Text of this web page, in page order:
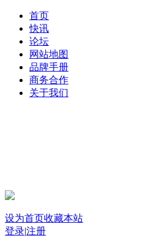
首页
快讯
论坛
网站地图
品牌手册
商务合作
关于我们
设为首页收藏本站
登录|注册